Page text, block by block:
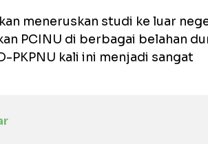
meneruskan studi ke luar
PCINU di berbagai belahan
PKPNU kali ini menjadi sangat